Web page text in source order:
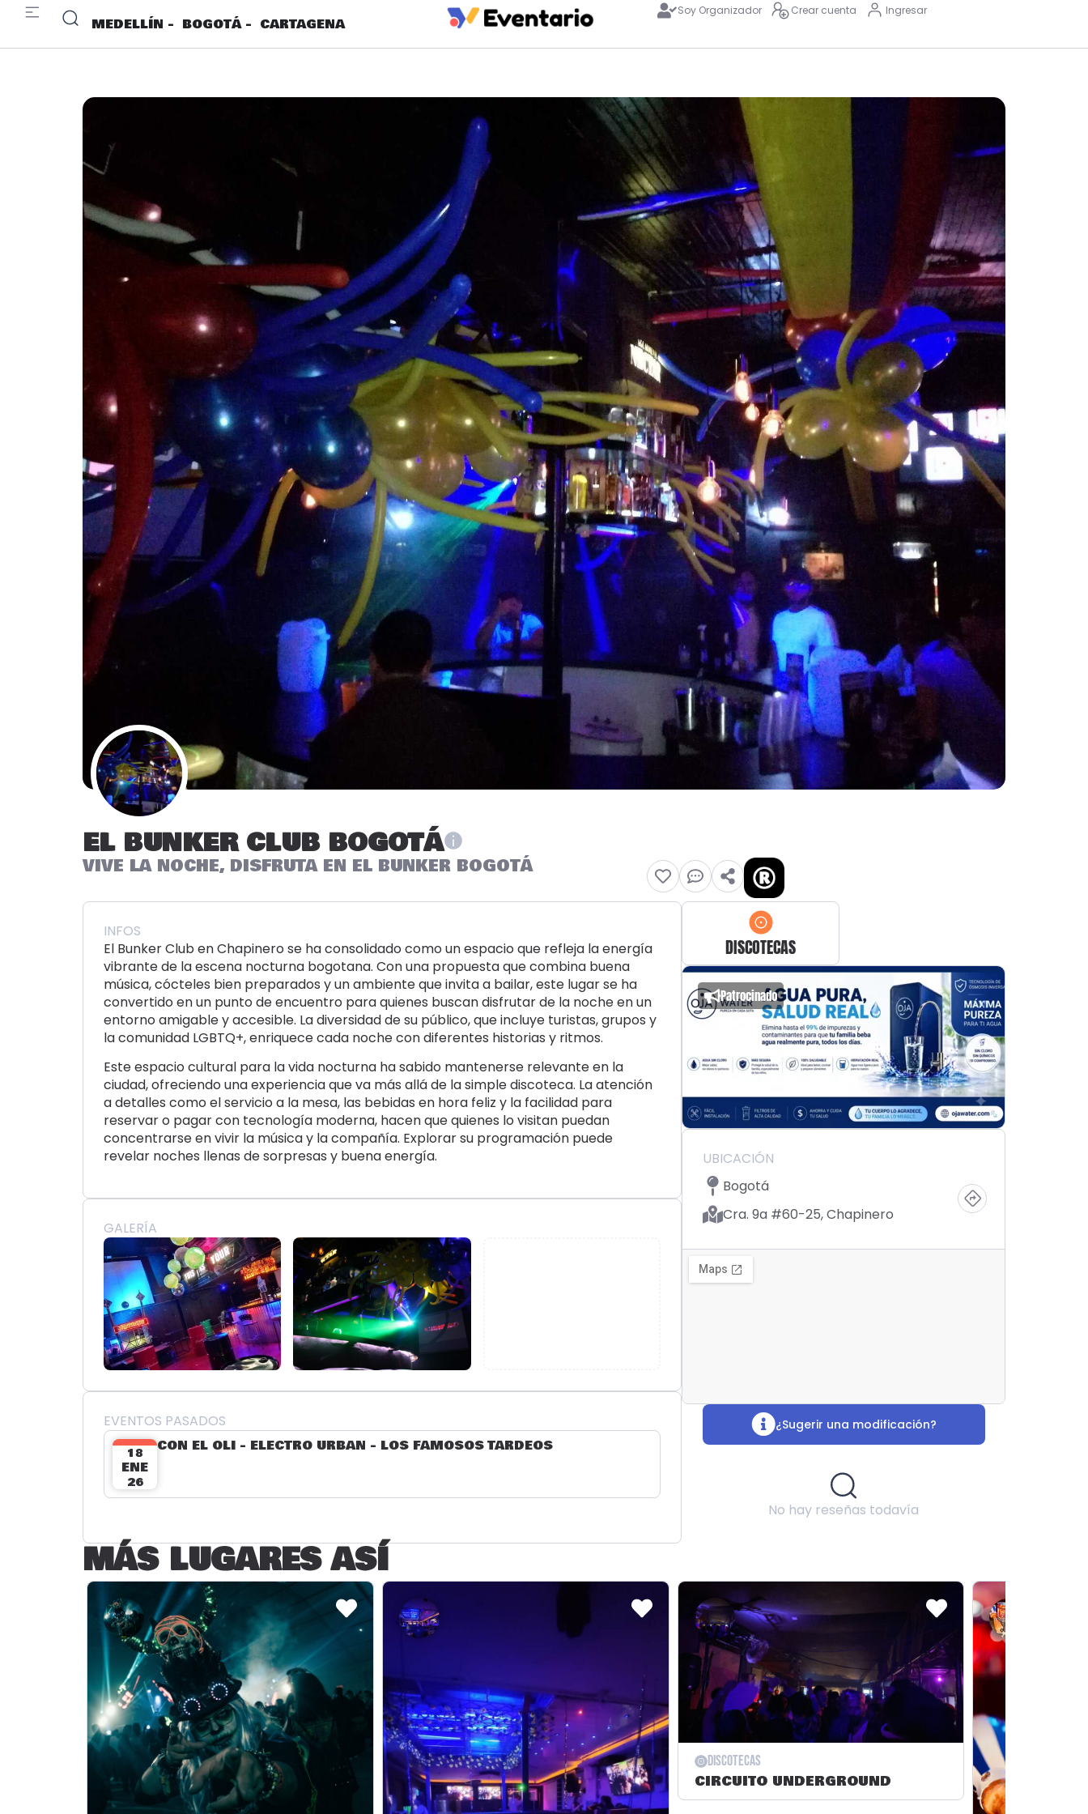
MEDELLÍN - BOGOTÁ - CARTAGENA
Soy Organizador Crear cuenta Ingresar
EL BUNKER CLUB BOGOTÁ
VIVE LA NOCHE, DISFRUTA EN EL BUNKER BOGOTÁ
INFOS
El Bunker Club en Chapinero se ha consolidado como un espacio que refleja la energía
vibrante de la escena nocturna bogotana. Con una propuesta que combina buena
música, cócteles bien preparados y un ambiente que invita a bailar, este lugar se ha
convertido en un punto de encuentro para quienes buscan disfrutar de la noche en un
entorno amigable y accesible. La diversidad de su público, que incluye turistas, grupos y
la comunidad LGBTQ+, enriquece cada noche con diferentes historias y ritmos.
Este espacio cultural para la vida nocturna ha sabido mantenerse relevante en la
ciudad, ofreciendo una experiencia que va más allá de la simple discoteca. La atención
a detalles como el servicio a la mesa, las bebidas en hora feliz y la facilidad para
reservar o pagar con tecnología moderna, hacen que quienes lo visitan puedan
concentrarse en vivir la música y la compañía. Explorar su programación puede
revelar noches llenas de sorpresas y buena energía.
GALERÍA
EVENTOS PASADOS
18
ENE
26
CON EL OLI - ELECTRO URBAN - LOS FAMOSOS TARDEOS
DISCOTECAS
Patrocinado
UBICACIÓN
Bogotá
Cra. 9a #60-25, Chapinero
¿Sugerir una modificación?
No hay reseñas todavía
MÁS LUGARES ASÍ
Discotecas
CIRCUITO UNDERGROUND